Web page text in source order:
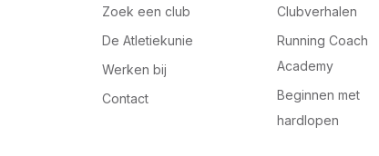
Zoek een club
De Atletiekunie
Werken bij
Contact
Clubverhalen
Running Coach
Academy
Beginnen met
hardlopen